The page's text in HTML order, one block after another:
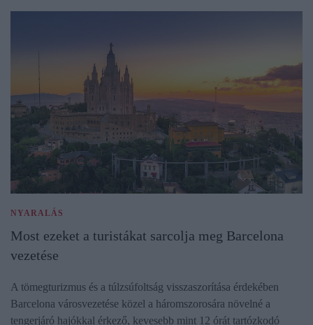
NYARALÁS
Most ezeket a turistákat sarcolja meg Barcelona
vezetése
A tömegturizmus és a túlzsúfoltság visszaszorítása érdekében
Barcelona városvezetése közel a háromszorosára növelné a
tengerjáró hajókkal érkező, kevesebb mint 12 órát tartózkodó